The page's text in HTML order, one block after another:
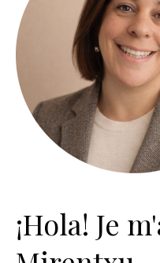
¡Hola! Je